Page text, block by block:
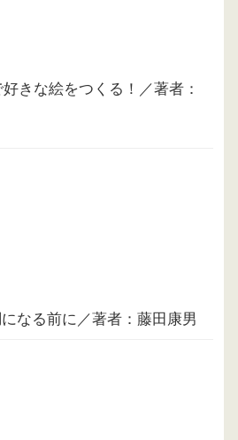
きな絵をつくる！／著者：
なる前に／著者：藤田康男